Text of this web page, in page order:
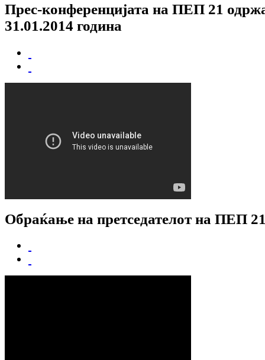
Прес-конференцијата на ПЕП 21
31.01.2014 година
Обраќање на претседателот на ПЕП